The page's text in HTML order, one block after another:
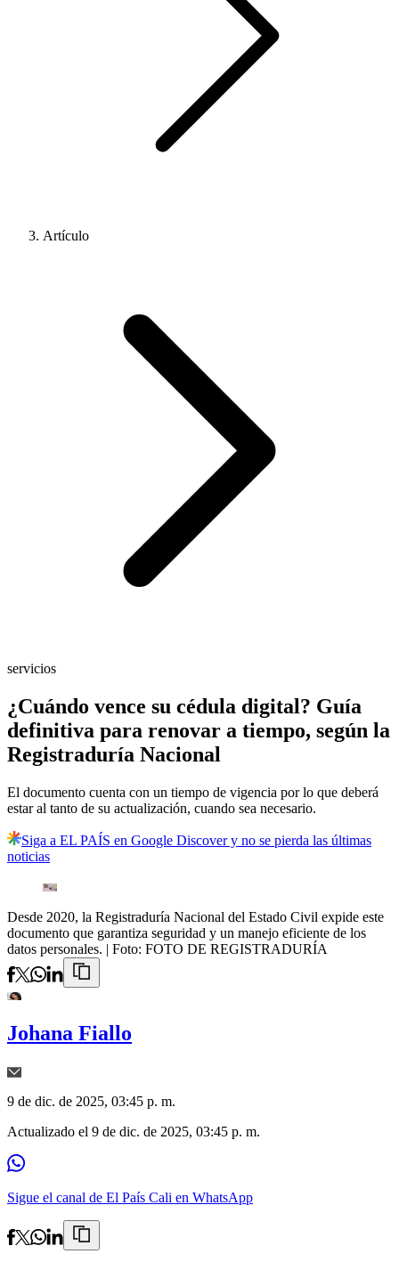
Artículo
servicios
¿Cuándo vence su cédula digital? Guía
definitiva para renovar a tiempo, según la
Registraduría Nacional
El documento cuenta con un tiempo de vigencia por lo que deberá
estar al tanto de su actualización, cuando sea necesario.
Siga a EL PAÍS en Google Discover y no se pierda las últimas
noticias
Desde 2020, la Registraduría Nacional del Estado Civil expide este
documento que garantiza seguridad y un manejo eficiente de los
datos personales. | Foto: FOTO DE REGISTRADURÍA
Johana Fiallo
9 de dic. de 2025, 03:45 p. m.
Actualizado el 9 de dic. de 2025, 03:45 p. m.
Sigue el canal de El País Cali en WhatsApp